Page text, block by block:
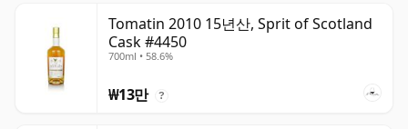
Tomatin 2010 15년산, Sprit of Scotland
Cask #4450
700ml • 58.6%
₩13만 ?